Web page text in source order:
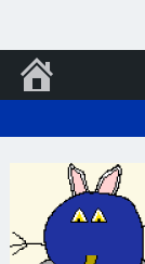
al